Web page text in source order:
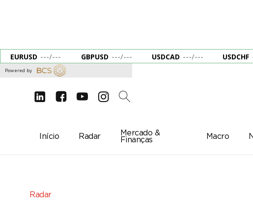
EURUSD ---/--- GBPUSD ---/--- USDCAD ---/--- USDCHF
Powered by
d e g c 2
Início Radar
Mercado &
Finanças
Macro
Radar